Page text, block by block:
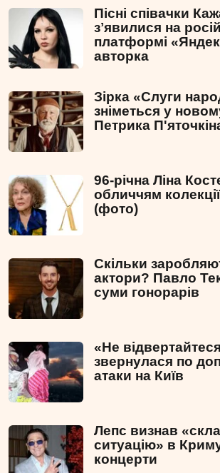
Пісні співачки
зʼявилися на
платформі
авторка
Зірка «Слуги
зніметься у
Петрика
96-річна Ліна
обличчям
(фото)
Скільки
актори? Павло
суми гонорарів
«Не
звернулася по
атаки на Київ
Лепс визнав
ситуацію» в
концерти